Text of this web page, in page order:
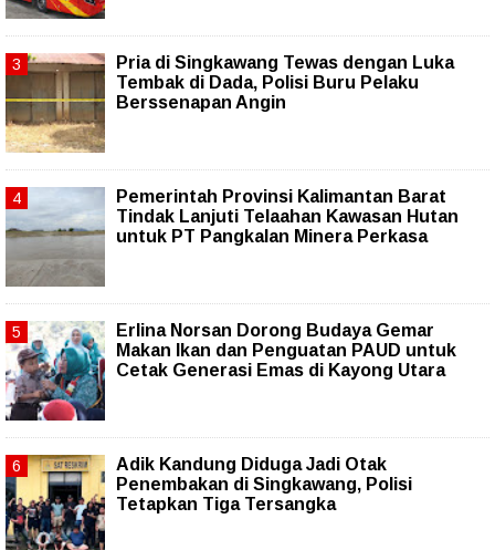
Pria di Singkawang Tewas dengan Luka
Tembak di Dada, Polisi Buru Pelaku
Berssenapan Angin
Pemerintah Provinsi Kalimantan Barat
Tindak Lanjuti Telaahan Kawasan Hutan
untuk PT Pangkalan Minera Perkasa
Erlina Norsan Dorong Budaya Gemar
Makan Ikan dan Penguatan PAUD untuk
Cetak Generasi Emas di Kayong Utara
Adik Kandung Diduga Jadi Otak
Penembakan di Singkawang, Polisi
Tetapkan Tiga Tersangka